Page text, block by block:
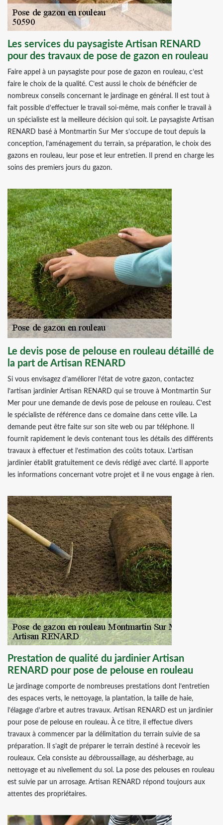
Les services du paysagiste Artisan RENARD
pour des travaux de pose de gazon en rouleau
Faire appel à un paysagiste pour pose de gazon en rouleau, c’est
faire le choix de la qualité. C’est aussi le choix de bénéficier de
nombreux conseils concernant le jardinage en général. Il est tout à
fait possible d’effectuer le travail soi-même, mais confier le travail à
un spécialiste est la meilleure décision qui soit. Le paysagiste Artisan
RENARD basé à Montmartin Sur Mer s’occupe de tout depuis la
conception, l’aménagement du terrain, sa préparation, le choix des
gazons en rouleau, leur pose et leur entretien. Il prend en charge les
soins des premiers jours du gazon.
Le devis pose de pelouse en rouleau détaillé de
la part de Artisan RENARD
Si vous envisagez d’améliorer l’état de votre gazon, contactez
l’artisan jardinier Artisan RENARD qui se trouve à Montmartin Sur
Mer pour une demande de devis pose de pelouse en rouleau. C’est
le spécialiste de référence dans ce domaine dans cette ville. La
demande peut être faite sur son site web ou par téléphone. Il
fournit rapidement le devis contenant tous les détails des différents
travaux à effectuer et l’estimation des coûts totaux. L’artisan
jardinier établit gratuitement ce devis rédigé avec clarté. Il apporte
les informations concernant votre projet et il ne vous engage à rien.
Prestation de qualité du jardinier Artisan
RENARD pour pose de pelouse en rouleau
Le jardinage comporte de nombreuses prestations dont l’entretien
des espaces verts, le nettoyage, la plantation, la taille de haie,
l’élagage d’arbre et autres travaux. Artisan RENARD est un jardinier
pour pose de pelouse en rouleau. À ce titre, il effectue divers
travaux à commencer par la délimitation du terrain suivie de sa
préparation. Il s’agit de préparer le terrain destiné à recevoir les
rouleaux. Cela consiste au débroussaillage, au désherbage, au
nettoyage et au nivellement du sol. La pose des pelouses en rouleau
est suivie par un arrosage. Artisan RENARD répond toujours aux
attentes des propriétaires.